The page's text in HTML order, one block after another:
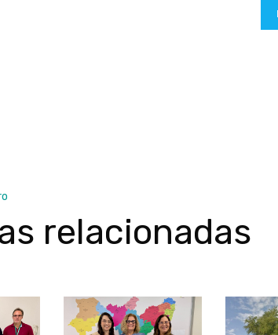
relacionadas